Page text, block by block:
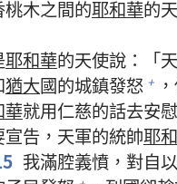
木之間的耶和華的
耶和華的天使說：「
猶大國的城鎮發怒 +
華就用仁慈的話去安
告，天軍的統帥耶
我滿腔義憤，對自